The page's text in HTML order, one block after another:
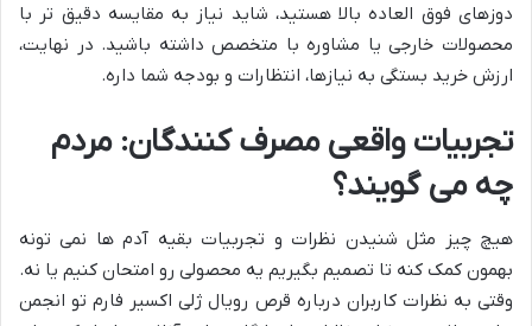
دوزهای فوق العاده بالا هستید، شاید نیاز به مقایسه دقیق تر با
محصولات خارجی یا مشاوره با متخصص داشته باشید. در نهایت،
ارزش خرید بستگی به نیازها، انتظارات و بودجه شما داره.
تجربیات واقعی مصرف کنندگان: مردم
چه می گویند؟
هیچ چیز مثل شنیدن نظرات و تجربیات بقیه آدم ها نمی تونه
بهمون کمک کنه تا تصمیم بگیریم یه محصولی رو امتحان کنیم یا نه.
وقتی به نظرات کاربران درباره قرص رویال ژلی اکسیر فارم تو انجمن